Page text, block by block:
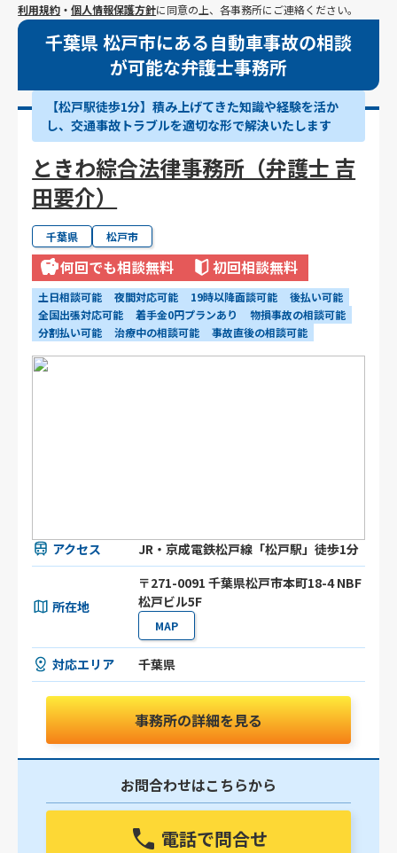
利用規約 ・個人情報保護方針に同意の上、各事務所にご連絡ください。
千葉県 松戸市にある自動車事故の相談
が可能な弁護士事務所
【松戸駅徒歩1分】積み上げてきた知識や経験を活か
し、交通事故トラブルを適切な形で解決いたします
ときわ綜合法律事務所（弁護士 吉
田要介）
千葉県 松戸市
何回でも相談無料 初回相談無料
土日相談可能 夜間対応可能 19時以降面談可能
後払い可能
全国出張対応可能
着手金0円プランあり
物損事故の相談可能
分割払い可能
治療中の相談可能 事故直後の相談可能
アクセス JR・京成電鉄松戸線「松戸駅」徒歩1分
所在地
〒271-0091 千葉県松戸市本町18-4 NBF
松戸ビル5F
MAP
対応エリア 千葉県
事務所の詳細を見る
お問合わせはこちらから
電話で問合せ